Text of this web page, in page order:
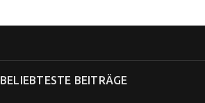
BELIEBTESTE BEITRÄGE